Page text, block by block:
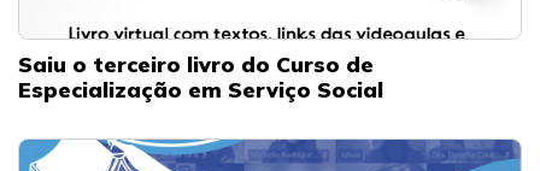
Saiu o terceiro livro do Curso de
Especialização em Serviço Social